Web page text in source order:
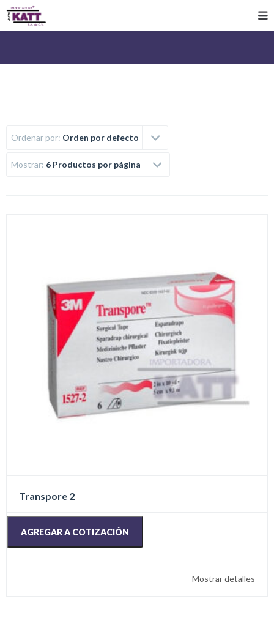
Ordenar por: Orden por defecto
Mostrar: 6 Productos por página
Transpore 2
AGREGAR A COTIZACIÓN
Mostrar detalles